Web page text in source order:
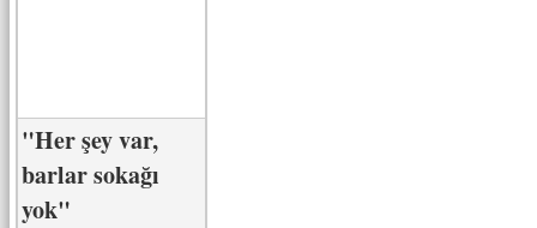
"Her şey var,
barlar sokağı
yok"